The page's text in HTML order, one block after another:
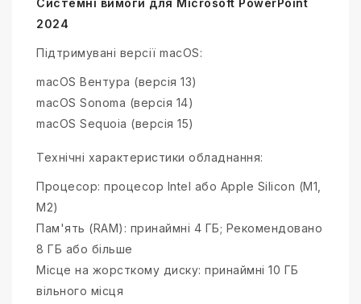
Системні вимоги для Microsoft PowerPoint
2024
Підтримувані версії macOS:
macOS Вентура (версія 13)
macOS Sonoma (версія 14)
macOS Sequoia (версія 15)
Технічні характеристики обладнання:
Процесор: процесор Intel або Apple Silicon (M1,
M2)
Пам'ять (RAM): принаймні 4 ГБ; Рекомендовано
8 ГБ або більше
Місце на жорсткому диску: принаймні 10 ГБ
вільного місця